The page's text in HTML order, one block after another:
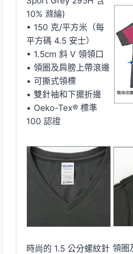
10% 滌綸)
• 150 克/平方米（每
平方碼 4.5 安士）
• 1.5cm 斜 V 領領口
• 領圈及肩膀上帶滾邊
• 可撕式領標
• 雙針袖和下擺折邊
• Oeko-Tex® 標準
100 認證
時尚的 1.5 公分螺紋針 領圈